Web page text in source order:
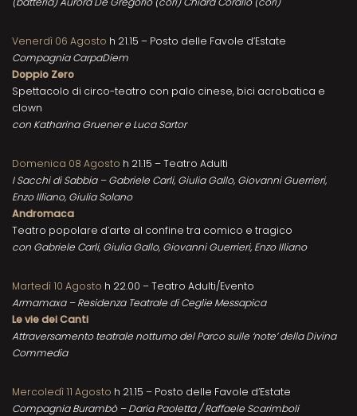
Venerdì 06 Agosto h 21.15 – Posto delle Favole d’Estate
Compagnia CarpaDiem
Doppio Zero
Spettacolo di circo-teatro con palo cinese, bici acrobatica e
clown
con Katharina Gruener e Luca Sartor
Domenica 08 Agosto h 21.15 – Teatro Adulti
I Sacchi di Sabbia – Gabriele Carli, Giulia Gallo, Giovanni Guerrieri,
Enzo Illiano, Giulia Solano
Andromaca
Teatro popolare d’arte al confine tra comico e tragico
con Gabriele Carli, Giulia Gallo, Giovanni Guerrieri, Enzo Illiano
Martedì 10 Agosto h 22.00 – Teatro Adulti/Evento
Armamaxa – Residenza Teatrale di Ceglie Messapica
Le vie dei Canti
Attraversamento teatrale notturno del Parco sulle ‘note’ della Divina
Commedia
Mercoledì 11 Agosto h 21.15 – Posto delle Favole d’Estate
Compagnia Burambò – Daria Paoletta / Raffaele Scarimboli